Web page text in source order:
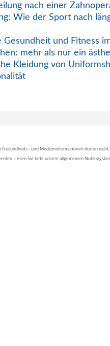
nach einer
Wie der Sport nach
Gesundheit und Fitness
mehr als nur ein
Kleidung von
und Medizininformationen dürfen nicht
Lesen Sie bitte unsere allgemeinen